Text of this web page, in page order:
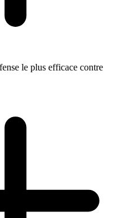
le plus efficace contre